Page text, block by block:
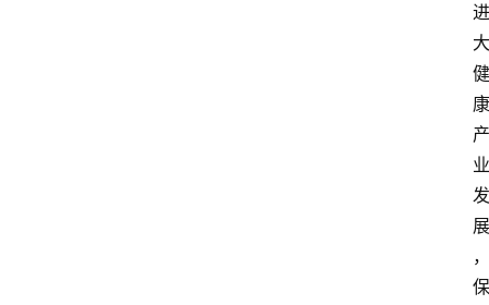
进
大
健
康
产
业
发
展
，
保